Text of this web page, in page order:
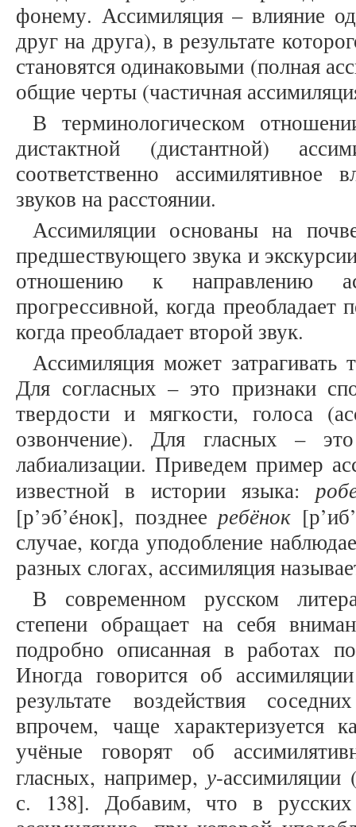
фонему. Ассимиляция – влияние
друг на друга), в результате
становятся одинаковыми (полная
общие черты (частичная
В терминологическом
дистактной (дистантной)
соответственно ассимилятивное
звуков на расстоянии.
Ассимиляции основаны на
предшествующего звука и
отношению к направлению
прогрессивной, когда преобладает
когда преобладает второй звук.
Ассимиляция может затрагивать
Для согласных – это признаки
твердости и мягкости, голоса
озвончение). Для гласных –
лабиализации. Приведем пример
известной в истории языка:
[р’эб’éнок], позднее ребёнок
случае, когда уподобление
разных слогах, ассимиляция
В современном русском
степени обращает на себя
подробно описанная в работах
Иногда говорится об
результате воздействия
впрочем, чаще характеризуется
учёные говорят об
гласных, например,у-ассимиляции
с. 138]. Добавим, что в русских